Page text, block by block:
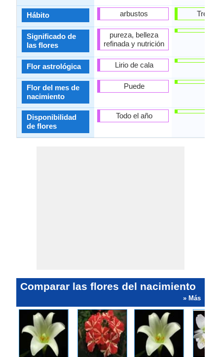
Hábito
Significado de
las flores
Flor astrológica
Flor del mes de
nacimiento
Disponibilidad
de flores
arbustos
pureza, belleza
refinada y nutrición
Lirio de cala
Puede
Todo el año
Comparar las flores del nacimiento
» Más